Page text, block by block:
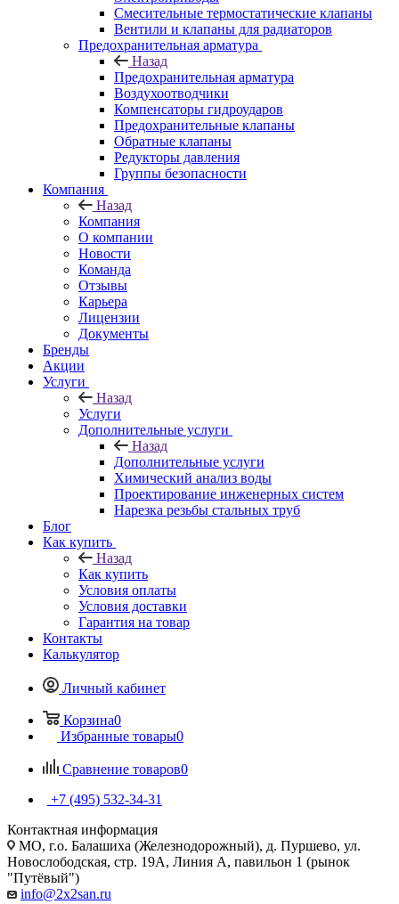
Смесительные термостатические клапаны
Вентили и клапаны для радиаторов
Предохранительная арматура
Назад
Предохранительная арматура
Воздухоотводчики
Компенсаторы гидроударов
Предохранительные клапаны
Обратные клапаны
Редукторы давления
Группы безопасности
Компания
Назад
Компания
О компании
Новости
Команда
Отзывы
Карьера
Лицензии
Документы
Бренды
Акции
Услуги
Назад
Услуги
Дополнительные услуги
Назад
Дополнительные услуги
Химический анализ воды
Проектирование инженерных систем
Нарезка резьбы стальных труб
Блог
Как купить
Назад
Как купить
Условия оплаты
Условия доставки
Гарантия на товар
Контакты
Калькулятор
Личный кабинет
Корзина0
Избранные товары0
Сравнение товаров0
+7 (495) 532‑34‑31
Контактная информация
МО, г.о. Балашиха (Железнодорожный), д. Пуршево, ул.
Новослободская, стр. 19А, Линия А, павильон 1 (рынок
"Путёвый")
info@2x2san.ru